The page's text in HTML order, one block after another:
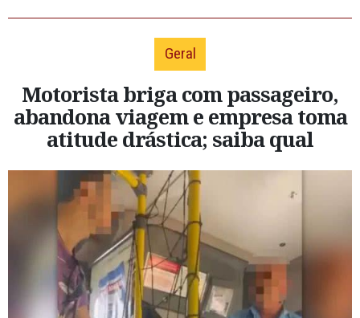
Geral
Motorista briga com passageiro,
abandona viagem e empresa toma
atitude drástica; saiba qual